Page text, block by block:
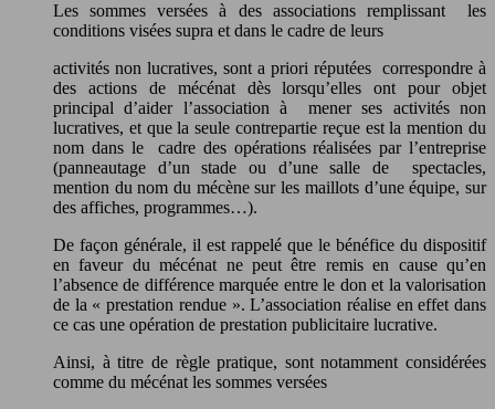
Les sommes versées à des associations remplissant les
conditions visées supra et dans le cadre de leurs
activités non lucratives, sont a priori réputées correspondre à
des actions de mécénat dès lorsqu’elles ont pour objet
principal d’aider l’association à mener ses activités non
lucratives, et que la seule contrepartie reçue est la mention du
nom dans le cadre des opérations réalisées par l’entreprise
(panneautage d’un stade ou d’une salle de spectacles,
mention du nom du mécène sur les maillots d’une équipe, sur
des affiches, programmes…).
De façon générale, il est rappelé que le bénéfice du dispositif
en faveur du mécénat ne peut être remis en cause qu’en
l’absence de différence marquée entre le don et la valorisation
de la « prestation rendue ». L’association réalise en effet dans
ce cas une opération de prestation publicitaire lucrative.
Ainsi, à titre de règle pratique, sont notamment considérées
comme du mécénat les sommes versées